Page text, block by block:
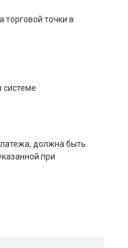
торговой точки в
системе
должна быть
при